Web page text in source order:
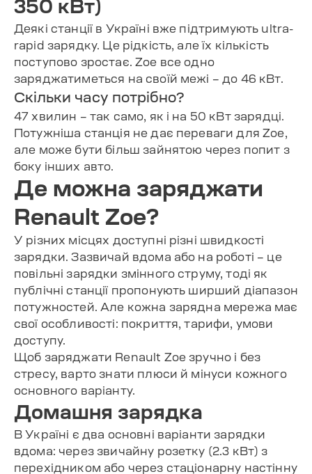
350 кВт)
Деякі станції в Україні вже підтримують ultra-
rapid зарядку. Це рідкість, але їх кількість
поступово зростає. Zoe все одно
заряджатиметься на своїй межі – до 46 кВт.
Скільки часу потрібно?
47 хвилин – так само, як і на 50 кВт зарядці.
Потужніша станція не дає переваги для Zoe,
але може бути більш зайнятою через попит з
боку інших авто.
Де можна заряджати
Renault Zoe?
У різних місцях доступні різні швидкості
зарядки. Зазвичай вдома або на роботі – це
повільні зарядки змінного струму, тоді як
публічні станції пропонують ширший діапазон
потужностей. Але кожна зарядна мережа має
свої особливості: покриття, тарифи, умови
доступу.
Щоб заряджати Renault Zoe зручно і без
стресу, варто знати плюси й мінуси кожного
основного варіанту.
Домашня зарядка
В Україні є два основні варіанти зарядки
вдома: через звичайну розетку (2.3 кВт) з
перехідником або через стаціонарну настінну